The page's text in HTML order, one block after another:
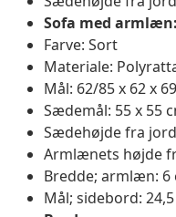
Sofa med armlæn:
Farve: Sort
Materiale:
Mål: 62/85 x 62 x
Sædemål: 55 x 55
Sædehøjde fra
Armlænets højde
Bredde; armlæn: 6
Mål; sidebord: 24,5